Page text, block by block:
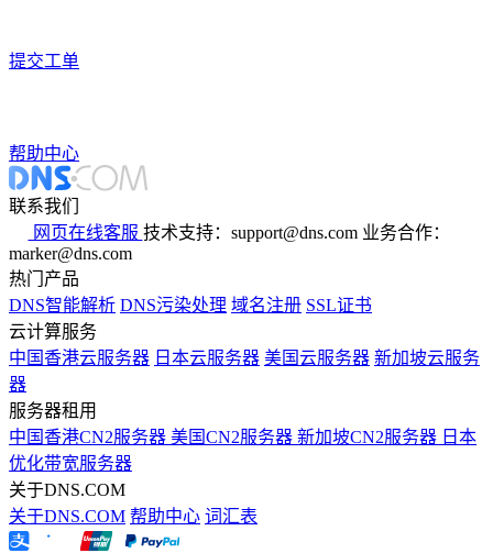
提交工单
帮助中心
联系我们
网页在线客服 技术支持：support@dns.com 业务合作：
marker@dns.com
热门产品
DNS智能解析 DNS污染处理 域名注册 SSL证书
云计算服务
中国香港云服务器 日本云服务器 美国云服务器 新加坡云服务
器
服务器租用
中国香港CN2服务器 美国CN2服务器 新加坡CN2服务器 日本
优化带宽服务器
关于DNS.COM
关于DNS.COM 帮助中心 词汇表